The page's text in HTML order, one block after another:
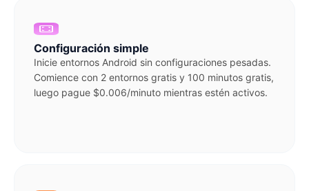
Configuración simple
Inicie entornos Android sin configuraciones pesadas.
Comience con 2 entornos gratis y 100 minutos gratis,
luego pague $0.006/minuto mientras estén activos.